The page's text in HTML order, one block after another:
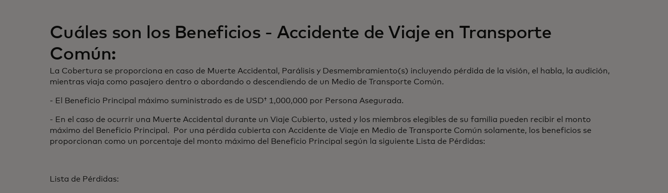
Cuáles son los Beneficios - Accidente de Viaje en Transporte
Común:
La Cobertura se proporciona en caso de Muerte Accidental, Parálisis y Desmembramiento(s) incluyendo pérdida de la visión, el habla, la audición,
mientras viaja como pasajero dentro o abordando o descendiendo de un Medio de Transporte Común.
- El Beneficio Principal máximo suministrado es de USD† 1,000,000 por Persona Asegurada.
- En el caso de ocurrir una Muerte Accidental durante un Viaje Cubierto, usted y los miembros elegibles de su familia pueden recibir el monto
máximo del Beneficio Principal. Por una pérdida cubierta con Accidente de Viaje en Medio de Transporte Común solamente, los beneficios se
proporcionan como un porcentaje del monto máximo del Beneficio Principal según la siguiente Lista de Pérdidas:
Lista de Pérdidas: